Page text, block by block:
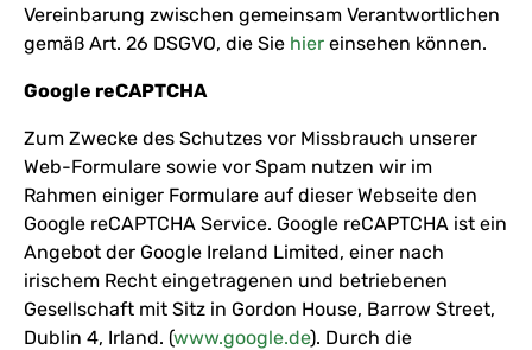
Vereinbarung zwischen gemeinsam Verantwortlichen
gemäß Art. 26 DSGVO, die Sie hier einsehen können.
Google reCAPTCHA
Zum Zwecke des Schutzes vor Missbrauch unserer
Web-Formulare sowie vor Spam nutzen wir im
Rahmen einiger Formulare auf dieser Webseite den
Google reCAPTCHA Service. Google reCAPTCHA ist ein
Angebot der Google Ireland Limited, einer nach
irischem Recht eingetragenen und betriebenen
Gesellschaft mit Sitz in Gordon House, Barrow Street,
Dublin 4, Irland. (www.google.de). Durch die